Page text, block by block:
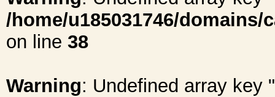
/home/u185031746/
on line 38
Warning: Undefined array key